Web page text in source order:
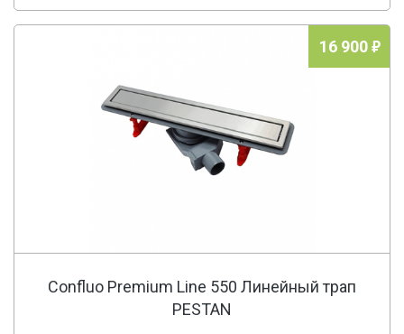
16 900
Confluo Premium Line 550 Линейный трап
PESTAN